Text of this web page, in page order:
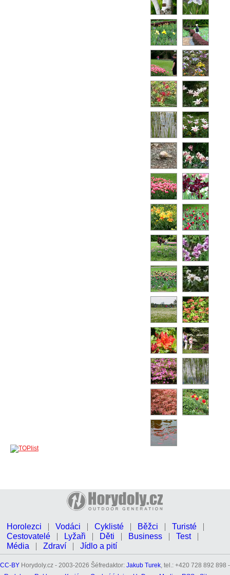
Horolezci Vodáci Cyklisté Běžci
Turisté
Cestovatelé
Lyžaři Děti Business
Test
Média
Zdraví Jídlo a pití
CC-BY Horydoly.cz - 2003-2026 Šéfredaktor: Jakub Turek, tel.: +420 728 892 898 -